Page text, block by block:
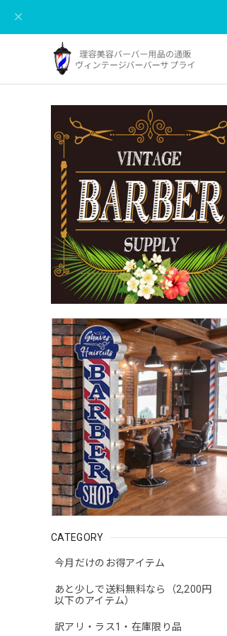
CATEGORY
今月だけのお得アイテム
あと少しで送料無料なら（2,200円
以下のアイテム）
訳アリ・ラス1・在庫限り品